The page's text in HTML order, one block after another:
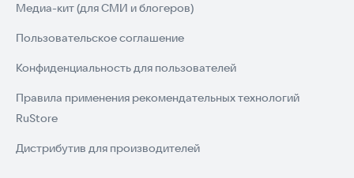
Медиа-кит (для СМИ и блогеров)
Пользовательское соглашение
Конфиденциальность для пользователей
Правила применения рекомендательных технологий
RuStore
Дистрибутив для производителей